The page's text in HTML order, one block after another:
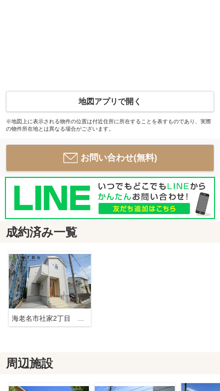
地図アプリで開く
※地図上に表示される物件の位置は付近住所に所在することを表すものであり、実際
の物件所在地とは異なる場合がございます。
お問い合わせ(無料)
成約済み一覧
周辺施設